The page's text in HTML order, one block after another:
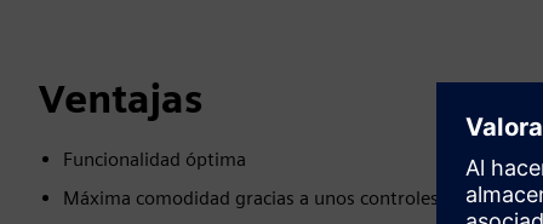
Ventajas
Funcionalidad óptima
Máxima comodidad gracias a unos controles